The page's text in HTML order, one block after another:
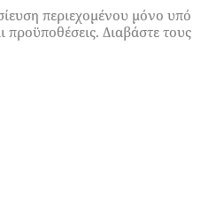
περιεχομένου μόνο υπό
προϋποθέσεις. Διαβάστε τους